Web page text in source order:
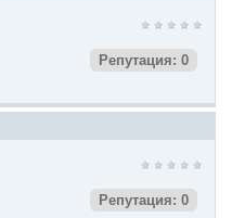
Репутация: 0
Репутация: 0